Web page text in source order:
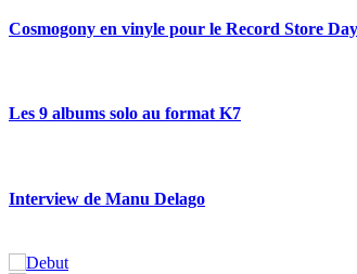
Cosmogony en vinyle pour le Record Store Day
Les 9 albums solo au format K7
Interview de Manu Delago